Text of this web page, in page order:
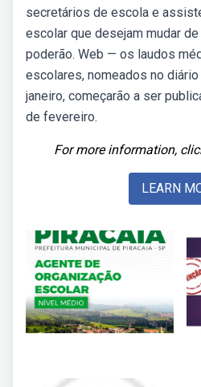
secretários de escola e
escolar que desejam mudar
poderão. Web — os laudos
escolares, nomeados no
janeiro, começarão a ser
de fevereiro.
For more information,
LEARN